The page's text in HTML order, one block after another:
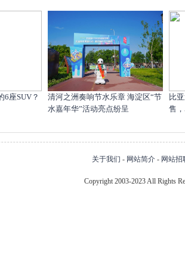
6座SUV？
清河之洲奏响节水乐章 海淀区“节
水嘉年华”活动亮点纷呈
比
售
关于我们 - 网站简介 - 网站招
Copyright 2003-2023 All Rights